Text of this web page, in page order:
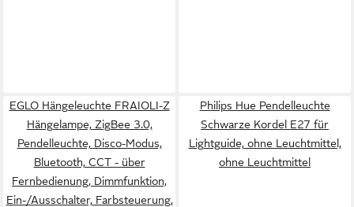
EGLO Hängeleuchte FRAIOLI-Z
Hängelampe, ZigBee 3.0,
Pendelleuchte, Disco-Modus,
Bluetooth, CCT - über
Fernbedienung, Dimmfunktion,
Ein-/Ausschalter, Farbsteuerung,
Philips Hue Pendelleuchte
Schwarze Kordel E27 für
Lightguide, ohne Leuchtmittel,
ohne Leuchtmittel